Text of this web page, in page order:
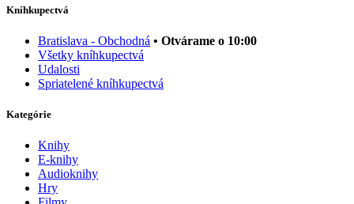
Kníhkupectvá
Bratislava - Obchodná • Otvárame o 10:00
Všetky kníhkupectvá
Udalosti
Spriatelené kníhkupectvá
Kategórie
Knihy
E-knihy
Audioknihy
Hry